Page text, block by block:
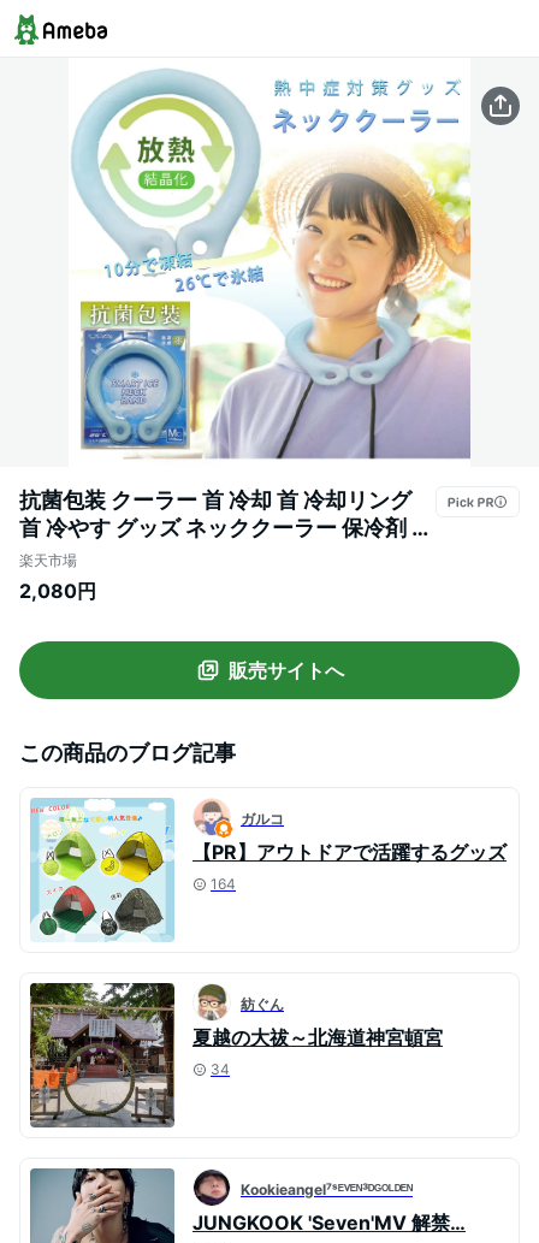
抗菌包装 クーラー 首 冷却 首 冷却リング
首 冷やす グッズ ネッククーラー 保冷剤 長
時間 ネック クーラー 首 クーラー 子供用
大人用 アイスネッククーラー 冷却グッズ
クーラー 暑い 対策 冷却 保冷剤 ひんやり
楽天市場
2,080円
販売サイトへ
この商品のブログ記事
ガルコ
【PR】アウトドアで活躍するグッズ
164
紡ぐん
夏越の大祓～北海道神宮頓宮
34
Kookieangel⁷ˢᴱⱽᴱᴺ³ᴰᴳᴼᴸᴰᴱᴺ
JUNGKOOK 'Seven'MV 解禁…